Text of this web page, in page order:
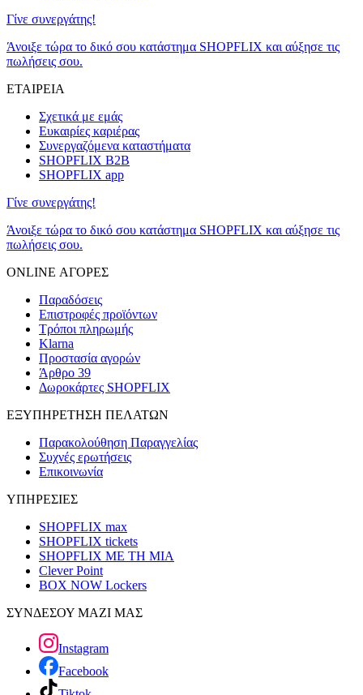
Γίνε συνεργάτης!
Άνοιξε τώρα το δικό σου κατάστημα SHOPFLIX και αύξησε τις
πωλήσεις σου.
ΕΤΑΙΡΕΙΑ
Σχετικά με εμάς
Ευκαιρίες καριέρας
Συνεργαζόμενα καταστήματα
SHOPFLIX B2B
SHOPFLIX app
Γίνε συνεργάτης!
Άνοιξε τώρα το δικό σου κατάστημα SHOPFLIX και αύξησε τις
πωλήσεις σου.
ONLINE ΑΓΟΡΕΣ
Παραδόσεις
Επιστροφές προϊόντων
Τρόποι πληρωμής
Klarna
Προστασία αγορών
Άρθρο 39
Δωροκάρτες SHOPFLIX
ΕΞΥΠΗΡΕΤΗΣΗ ΠΕΛΑΤΩΝ
Παρακολούθηση Παραγγελίας
Συχνές ερωτήσεις
Επικοινωνία
ΥΠΗΡΕΣΙΕΣ
SHOPFLIX max
SHOPFLIX tickets
SHOPFLIX ΜΕ ΤΗ ΜΙΑ
Clever Point
BOX NOW Lockers
ΣΥΝΔΕΣΟΥ ΜΑΖΙ ΜΑΣ
Instagram
Facebook